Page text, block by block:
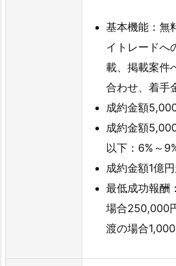
基本機能：無
イトレードへ
載、掲載案件
合わせ、着手
成約金額
成約金額
以下：6%～
成約金額1億
最低成功報酬
場合250,000
渡の場合